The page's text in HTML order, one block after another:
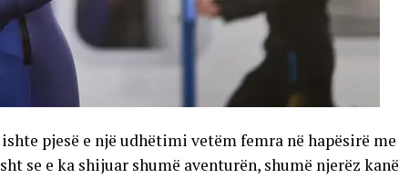
pjesë e një udhëtimi vetëm femra në hapësirë ​​me
se e ka shijuar shumë aventurën, shumë njerëz kanë